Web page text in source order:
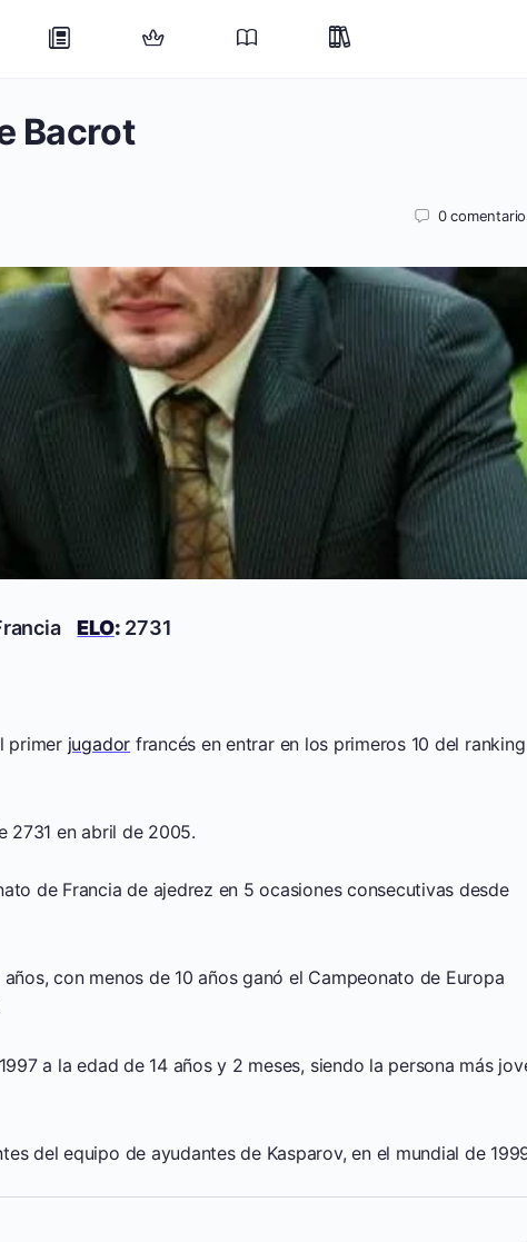
Bacrot
0
ELO: 2731
primer jugador francés en entrar en los primeros 10 del ranking
2731 en abril de 2005.
de Francia de ajedrez en 5 ocasiones consecutivas desde
con menos de 10 años ganó el Campeonato de Europa
a la edad de 14 años y 2 meses, siendo la persona más
del equipo de ayudantes de Kasparov, en el mundial de